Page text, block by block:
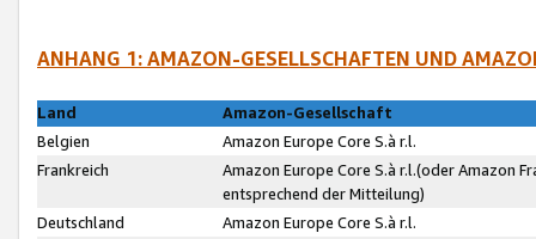
ANHANG 1: AMAZON-GESELLSCHAFTEN UND
Land
Amazon-Gesellschaft
Belgien
Amazon Europe Core S.à r.l.
Frankreich
Amazon Europe Core S.à r.l.(oder Amazon
entsprechend der Mitteilung)
Deutschland
Amazon Europe Core S.à r.l.